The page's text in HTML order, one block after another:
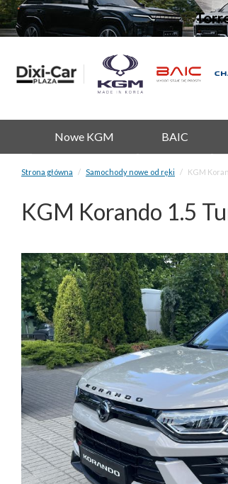
Nowe KGM BAIC
Strona główna Samochody nowe od ręki KGM
KGM Korando 1.5